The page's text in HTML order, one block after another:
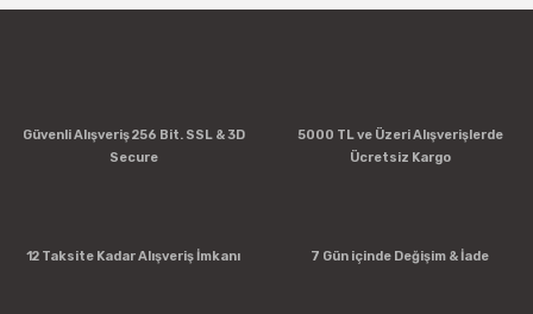
Güvenli Alışveriş 256 Bit. SSL & 3D
Secure
5000 TL ve Üzeri Alışverişlerde
Ücretsiz Kargo
12 Taksite Kadar Alışveriş İmkanı 7 Gün içinde Değişim & İade